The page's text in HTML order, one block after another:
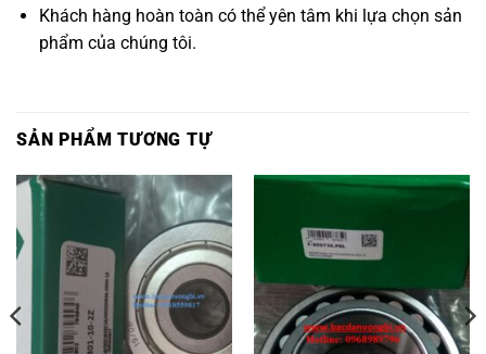
Khách hàng hoàn toàn có thể yên tâm khi lựa chọn sản
phẩm của chúng tôi.
SẢN PHẨM TƯƠNG TỰ